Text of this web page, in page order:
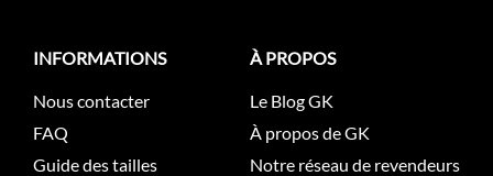
INFORMATIONS
Nous contacter
FAQ
Guide des tailles
À PROPOS
Le Blog GK
À propos de GK
Notre réseau de revendeurs